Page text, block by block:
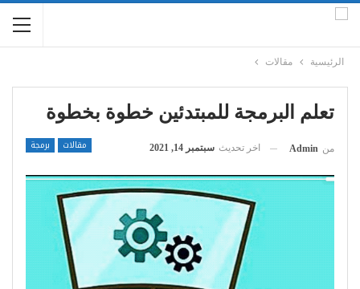
الرئيسية مقالات
تعلم البرمجة للمبتدئين خطوة بخطوة
مقالات برمجة من Admin اخر تحديث سبتمبر 14, 2021